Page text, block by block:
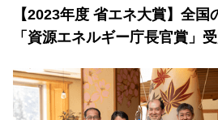
【2023年度 省エネ大賞】全国
「資源エネルギー庁長官賞」